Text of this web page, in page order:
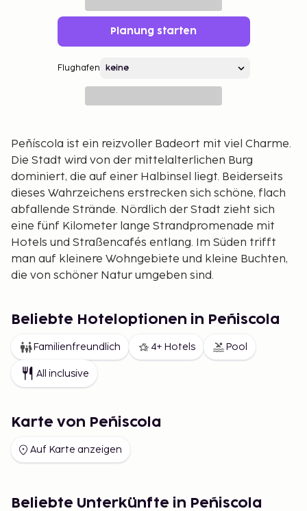
Planung starten
Flughafen
Peñíscola ist ein reizvoller Badeort mit viel Charme.
Die Stadt wird von der mittelalterlichen Burg
dominiert, die auf einer Halbinsel liegt. Beiderseits
dieses Wahrzeichens erstrecken sich schöne, flach
abfallende Strände. Nördlich der Stadt zieht sich
eine fünf Kilometer lange Strandpromenade mit
Hotels und Straßencafés entlang. Im Süden trifft
man auf kleinere Wohngebiete und kleine Buchten,
die von schöner Natur umgeben sind.
Beliebte Hoteloptionen in Peñiscola
Familienfreundlich 4+ Hotels Pool
All inclusive
Karte von Peñiscola
Auf Karte anzeigen
Beliebte Unterkünfte in Peñiscola